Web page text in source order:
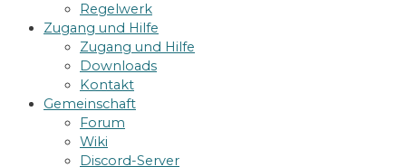
Regelwerk
Zugang und Hilfe
Zugang und Hilfe
Downloads
Kontakt
Gemeinschaft
Forum
Wiki
Discord-Server